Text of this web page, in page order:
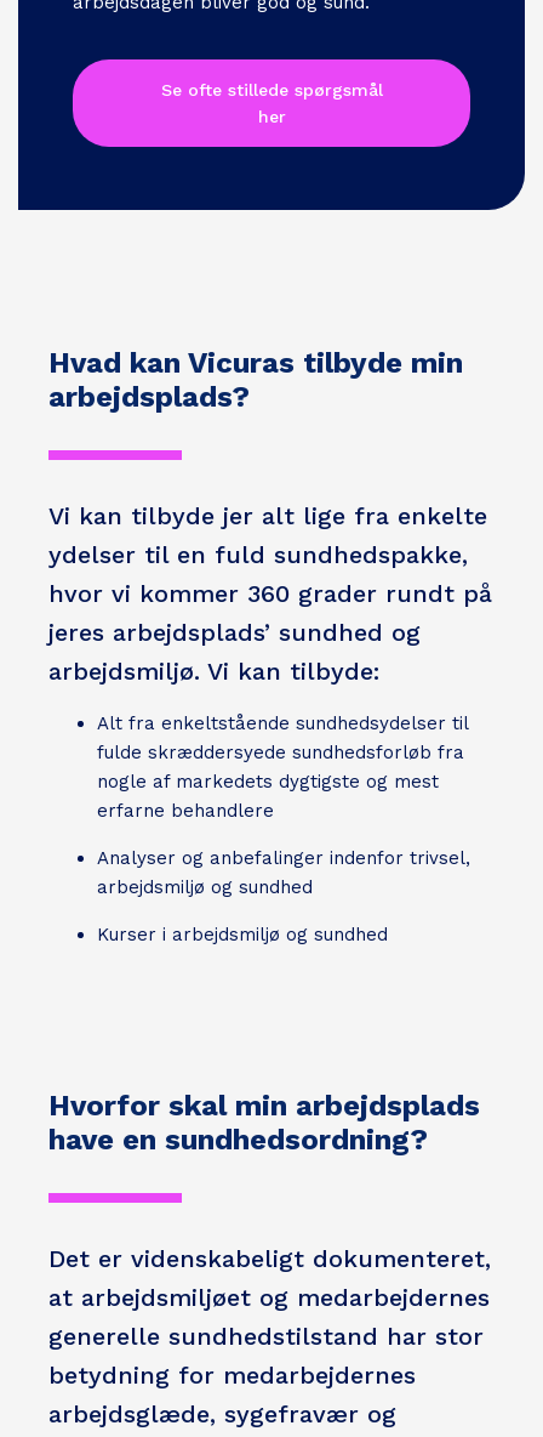
Se ofte stillede spørgsmål
her
Hvad kan Vicuras tilbyde min
arbejdsplads?
Vi kan tilbyde jer alt lige fra enkelte
ydelser til en fuld sundhedspakke,
hvor vi kommer 360 grader rundt på
jeres arbejdsplads’ sundhed og
arbejdsmiljø. Vi kan tilbyde:
Alt fra enkeltstående sundhedsydelser til
fulde skræddersyede sundhedsforløb fra
nogle af markedets dygtigste og mest
erfarne behandlere
Analyser og anbefalinger indenfor trivsel,
arbejdsmiljø og sundhed
Kurser i arbejdsmiljø og sundhed
Hvorfor skal min arbejdsplads
have en sundhedsordning?
Det er videnskabeligt dokumenteret,
at arbejdsmiljøet og medarbejdernes
generelle sundhedstilstand har stor
betydning for medarbejdernes
arbejdsglæde, sygefravær og